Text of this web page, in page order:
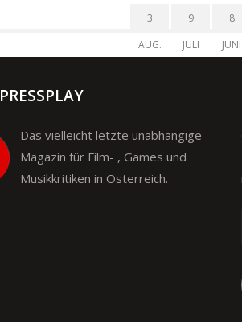
3
AUG.
9
JULI
8
JUNI
PRESSPLAY
Das vielleicht letzte unabhängige
Magazin für Film- , Games und
Musikkritiken in Österreich.